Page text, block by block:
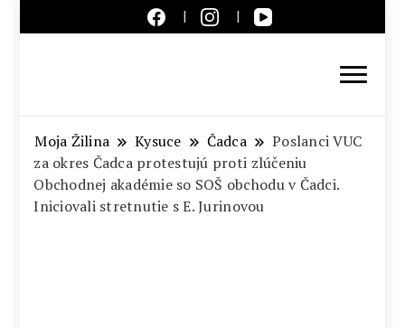
Slovensko
Moja Žilina Kysuce Čadca
Poslanci VUC
za okres Čadca protestujú proti zlúčeniu
Obchodnej akadémie so SOŠ obchodu v Čadci.
Iniciovali stretnutie s E. Jurinovou